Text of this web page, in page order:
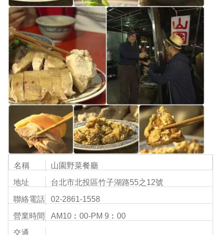
名稱
山園野菜餐廳
地址
台北市北投區竹子湖路55之12號
聯絡電話
02-2861-1558
營業時間
AM10︰00-PM 9︰00
交通